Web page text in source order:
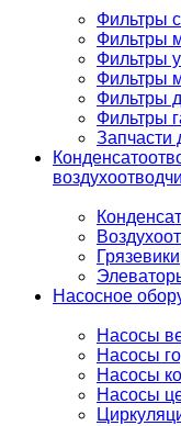
Фильтры
Фильтры
Фильтры
Фильтры
Фильтры
Фильтры
Запчасти
Грязевики
Насосное
Насосы
Насосы
Насосы
Насосы